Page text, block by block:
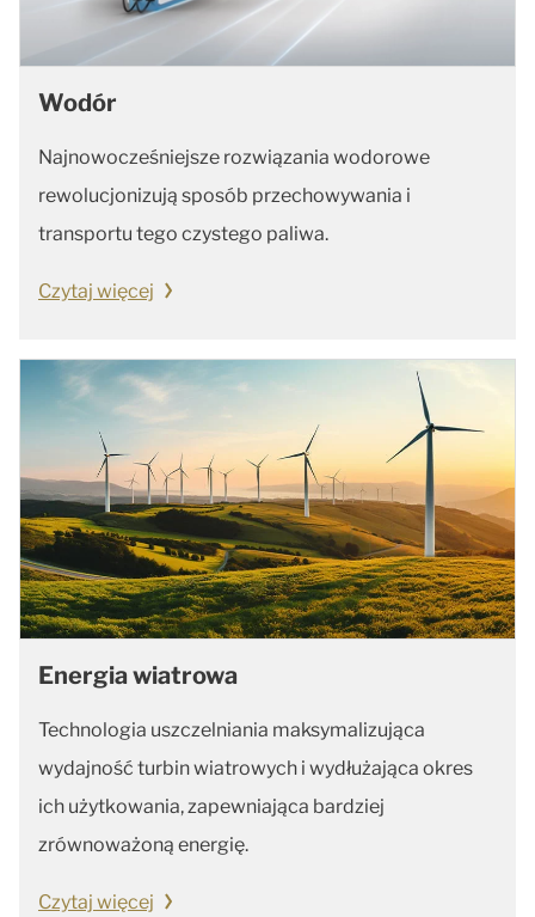
Wodór
Najnowocześniejsze rozwiązania wodorowe
rewolucjonizują sposób przechowywania i
transportu tego czystego paliwa.
Czytaj więcej
Energia wiatrowa
Technologia uszczelniania maksymalizująca
wydajność turbin wiatrowych i wydłużająca okres
ich użytkowania, zapewniająca bardziej
zrównoważoną energię.
Czytaj więcej